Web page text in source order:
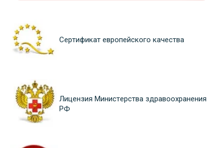
Сертификат европейского качества
Лицензия Министерства здравоохранения
РФ